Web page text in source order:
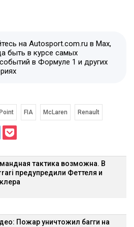
на Autosport.com.ru в Max,
быть в курсе самых
в Формуле 1 и других
FIA McLaren Renault
тактика возможна. В
предупредили Феттеля и
Пожар уничтожил багги на